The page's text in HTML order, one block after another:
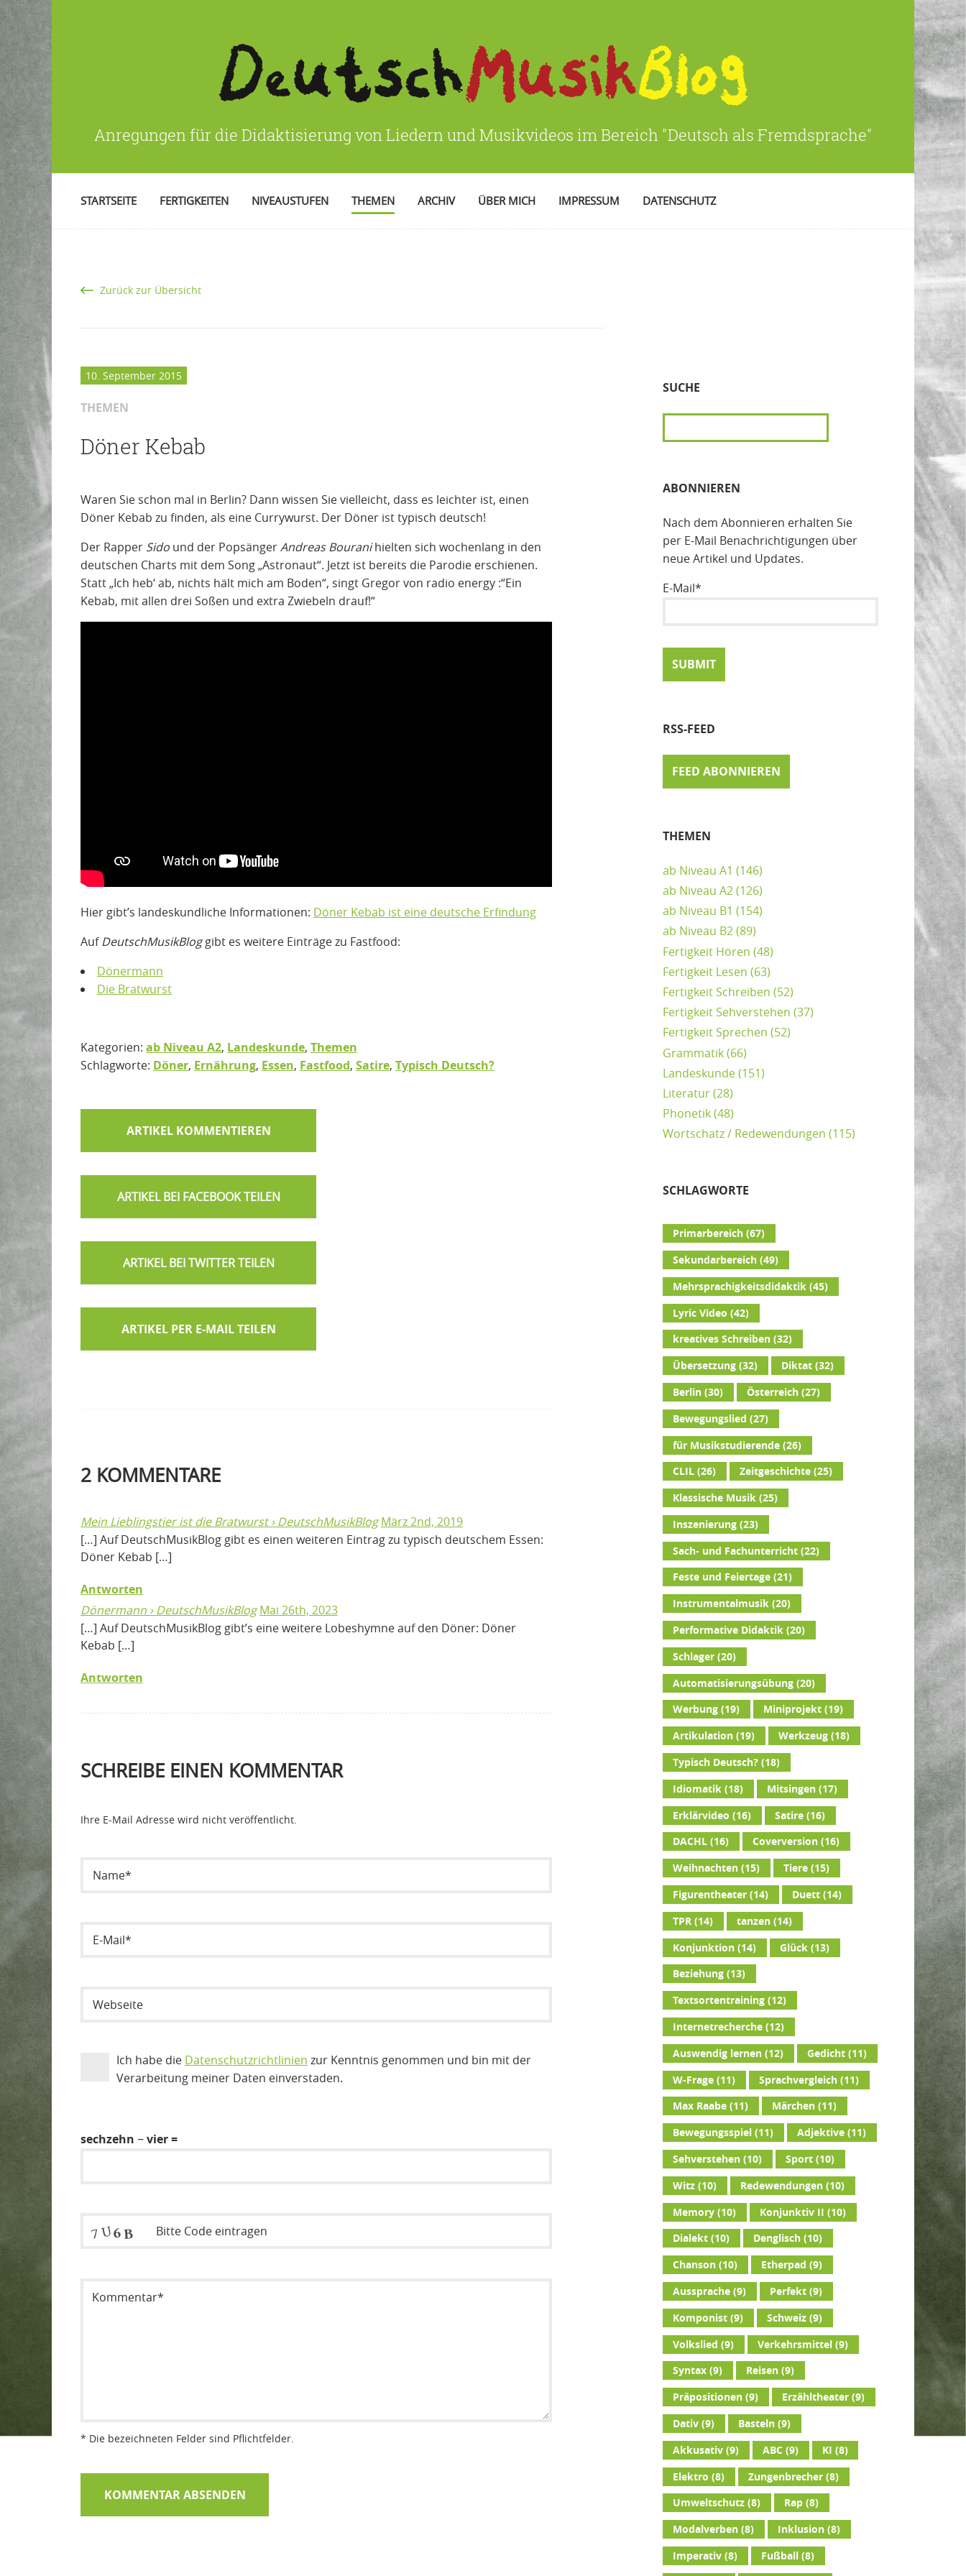
Anregungen für die Didaktisierung von Liedern und Musikvideos im Bereich "Deutsch als Fremdsprache"
STARTSEITE FERTIGKEITEN NIVEAUSTUFEN THEMEN ARCHIV ÜBER MICH IMPRESSUM DATENSCHUTZ
Zurück zur Übersicht
10. September 2015
THEMEN
Döner Kebab
Waren Sie schon mal in Berlin? Dann wissen Sie vielleicht, dass es leichter ist, einen
Döner Kebab zu finden, als eine Currywurst. Der Döner ist typisch deutsch!
Der Rapper Sido und der PopsängerAndreas Bouranihielten sich wochenlang in den
deutschen Charts mit dem Song „Astronaut“. Jetzt ist bereits die Parodie erschienen.
Statt „Ich heb‘ ab, nichts hält mich am Boden“, singt Gregor von radio energy :“Ein
Kebab, mit allen drei Soßen und extra Zwiebeln drauf!“
Hier gibt’s landeskundliche Informationen: Döner Kebab ist eine deutsche Erfindung
AufDeutschMusikBloggibt es weitere Einträge zu Fastfood:
Dönermann
Die Bratwurst
Kategorien: ab Niveau A2, Landeskunde, Themen
Schlagworte: Döner, Ernährung, Essen, Fastfood, Satire, Typisch Deutsch?
ARTIKEL KOMMENTIEREN
ARTIKEL PER E-MAIL TEILEN
2 KOMMENTARE
Mein Lieblingstier ist die Bratwurst › DeutschMusikBlog März 2nd, 2019
[…] Auf DeutschMusikBlog gibt es einen weiteren Eintrag zu typisch deutschem Essen:
Döner Kebab […]
Antworten
Dönermann › DeutschMusikBlog Mai 26th, 2023
[…] Auf DeutschMusikBlog gibt’s eine weitere Lobeshymne auf den Döner: Döner
Kebab […]
Antworten
SCHREIBE EINEN KOMMENTAR
Ihre E-Mail Adresse wird nicht veröffentlicht.
Ich habe die Datenschutzrichtlinien zur Kenntnis genommen und bin mit der
Verarbeitung meiner Daten einverstaden.
sechzehn − vier =
* Die bezeichneten Felder sind Pflichtfelder.
SUCHE
SUCHEN
ABONNIEREN
Nach dem Abonnieren erhalten Sie
per E-Mail Benachrichtigungen über
neue Artikel und Updates.
E-Mail*
RSS-FEED
FEED ABONNIEREN
THEMEN
ab Niveau A1 (146)
ab Niveau A2(126)
ab Niveau B1 (154)
ab Niveau B2(89)
Fertigkeit Hören (48)
Fertigkeit Lesen (63)
Fertigkeit Schreiben (52)
Fertigkeit Sehverstehen (37)
Fertigkeit Sprechen (52)
Grammatik(66)
Landeskunde(151)
Literatur(28)
Phonetik(48)
Wortschatz / Redewendungen (115)
SCHLAGWORTE
Primarbereich (67)
Sekundarbereich (49)
Mehrsprachigkeitsdidaktik (45)
Lyric Video (42)
kreatives Schreiben (32)
Übersetzung (32) Diktat (32)
Berlin (30) Österreich (27)
Bewegungslied (27)
für Musikstudierende (26)
CLIL (26) Zeitgeschichte (25)
Klassische Musik (25)
Inszenierung (23)
Sach- und Fachunterricht (22)
Feste und Feiertage (21)
Instrumentalmusik (20)
Performative Didaktik (20)
Schlager (20)
Automatisierungsübung (20)
Werbung (19) Miniprojekt (19)
Artikulation (19) Werkzeug (18)
Typisch Deutsch? (18)
Idiomatik (18) Mitsingen (17)
Erklärvideo (16) Satire (16)
DACHL (16) Coverversion (16)
Weihnachten (15) Tiere (15)
Figurentheater (14) Duett (14)
TPR (14) tanzen (14)
Konjunktion (14) Glück (13)
Beziehung (13)
Textsortentraining (12)
Internetrecherche (12)
Auswendig lernen (12) Gedicht (11)
W-Frage (11) Sprachvergleich (11)
Max Raabe (11) Märchen (11)
Bewegungsspiel (11) Adjektive (11)
Sehverstehen (10) Sport (10)
Witz (10) Redewendungen (10)
Memory (10) Konjunktiv II (10)
Dialekt (10) Denglisch (10)
Chanson (10) Etherpad (9)
Aussprache (9) Perfekt (9)
Komponist (9) Schweiz (9)
Volkslied (9) Verkehrsmittel (9)
Syntax (9) Reisen (9)
Präpositionen (9) Erzähltheater (9)
Dativ (9) Basteln (9)
Akkusativ (9) ABC (9) KI (8)
Elektro (8) Zungenbrecher (8)
Umweltschutz (8) Rap (8)
Modalverben (8) Inklusion (8)
Imperativ (8) Fußball (8)